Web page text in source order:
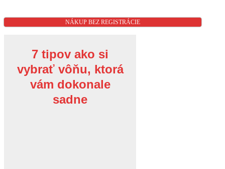
NÁKUP BEZ REGISTRÁCIE
7 tipov ako si
vybrať vôňu, ktorá
vám dokonale
sadne